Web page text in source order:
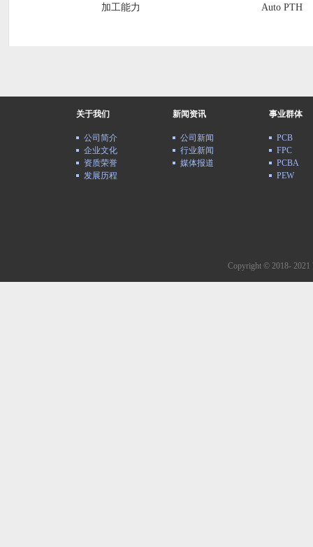
加工能力 Auto PTH
关于我们
公司简介
企业文化
资质荣誉
发展历程
新闻资讯
公司新闻
行业新闻
媒体报道
事业群体
PCB
FPC
PCBA
PEW
Copyright © 2018-